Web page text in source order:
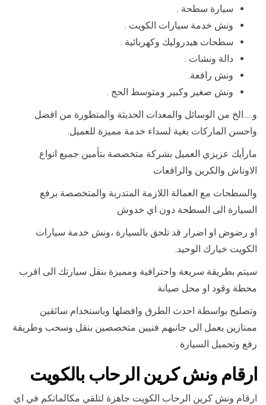
سيارة سطحة .
ونش خدمة سيارات الكويت .
سطحات هيدروليك وكهربائية .
دالة ونشات .
ونش رافعة.
ونش صغير وكبير ومتوسط الحج .
و…..الخ من الوسائل والمعدات الحديثة والمتطورة من افضل
واحسن الماركات بغية لسداء خدمة مميزة للعميل.
مارأيك عزيزي العميل بشركة متخصصة بتأمين جميع انواع
الاوناش والكرين والرافعات
والسطحات مع العمالة اللازمة المتدربة والمتخصصة برفع
السيارة الى السطحة دون اي خدوش
او رضوض او اضرار قد تلحق بالسيارة ،ونش خدمة سيارات
الكويت خيارك الوحيد.
سيتم بطريقة سريعة واحترافية ومميزة بنقل سيارتك الى اقرب
محطة وقود او محل صيانة
وتصليح بواسطة احدث الطرق وافضلها وباستخدام سائقين
ممتازين يعمل الى جانبهم فنيين متخصصين بنقل وسحب وطريقة
رفع وتحميل السيارة .
ارقام ونش كرين الرحاب بالكويت
ارقام ونش كرين الرحاب الكويت جاهزة لتلقي مكالماتكم في اي